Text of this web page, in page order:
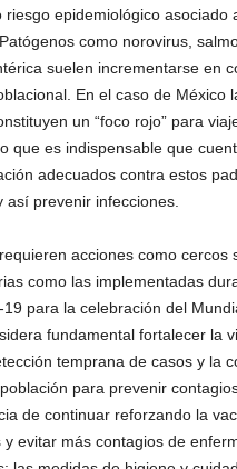
epidemiológico asociado
como norovirus,
suelen incrementarse en
En el caso de México
un “foco rojo” para
que es indispensable que
adecuados contra estos
prevenir infecciones.
acciones como cercos
como las implementadas
para la celebración del
fundamental fortalecer la
temprana de casos y la
para prevenir
de continuar reforzando la
evitar más contagios de